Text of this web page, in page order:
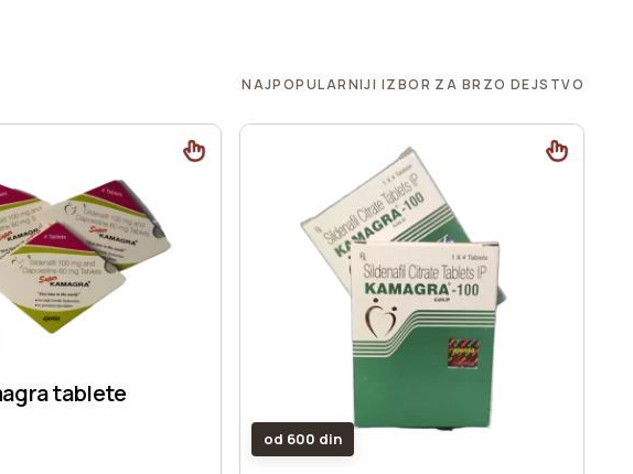
NAJPOPULARNIJI IZBOR ZA BRZO DEJSTVO
tablete
od 600 din